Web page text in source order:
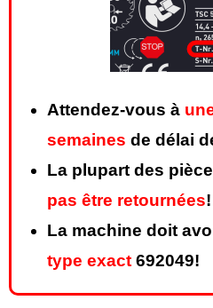
Attendez-vous à
semaines de délai
La plupart des
pas être retournées!
La machine doit
type exact 692049!